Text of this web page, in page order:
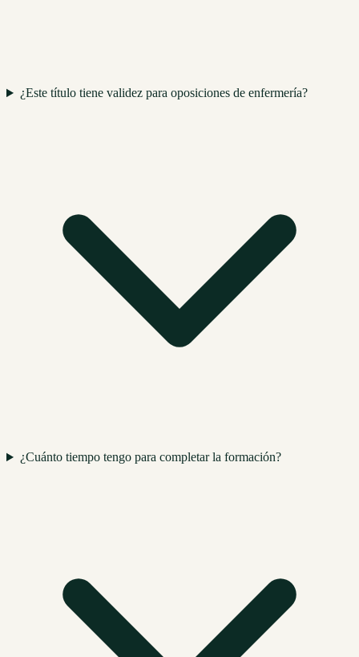
¿Este título tiene validez para oposiciones de enfermería?
¿Cuánto tiempo tengo para completar la formación?